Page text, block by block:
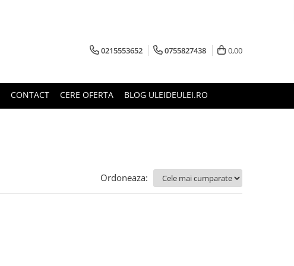
0215553652 0755827438 0,00
CONTACT CERE OFERTA BLOG ULEIDEULEI.RO
Ordoneaza: